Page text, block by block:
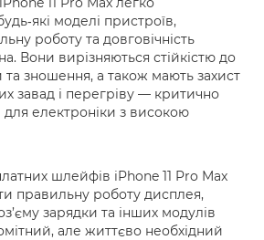
моделі пристроїв,
роботу та довговічність
Вони вирізняються стійкістю до
та зношення, а також мають захист
завад і перегріву — критично
електроніки з високою
шлейфів iPhone 11 Pro Max
правильну роботу дисплея,
зарядки та інших модулів
але життєво необхідний